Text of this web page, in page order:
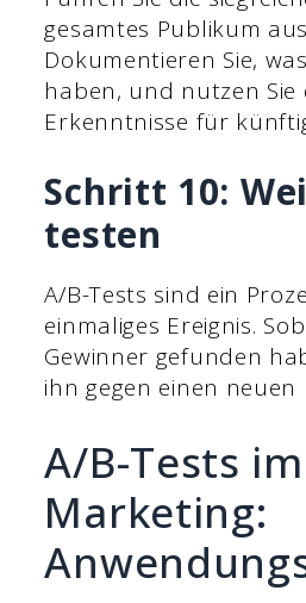
gesamtes Publikum
Dokumentieren Sie,
haben, und nutzen Sie
Erkenntnisse für
Schritt 10:
testen
A/B-Tests sind ein
einmaliges Ereignis.
Gewinner gefunden
ihn gegen einen
A/B-Tests im
Marketing: